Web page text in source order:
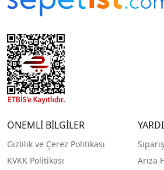
ÖNEMLİ BİLGİLER
Gizlilik ve Çerez Politikası
KVKK Politikası
Arıza